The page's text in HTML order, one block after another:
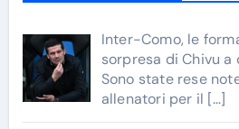
Inter-Como, le
sorpresa di Chivu
Sono state rese
allenatori per il […]